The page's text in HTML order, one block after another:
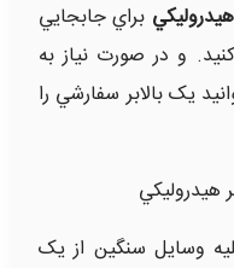
هيدروليکي براي جابجايي
و در صورت نياز به
يک بالابر سفارشي را
هيدروليکي
وسايل سنگين از يک